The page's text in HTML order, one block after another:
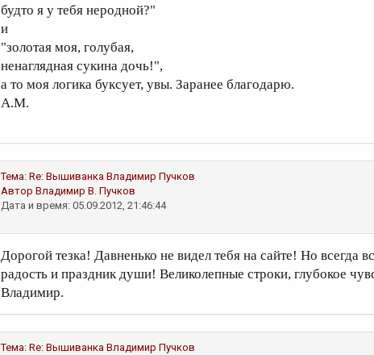
будто я у тебя неродной?"
и
"золотая моя, голубая,
ненаглядная сукина дочь!",
а то моя логика буксует, увы. Заранее благодарю.
А.М.
Тема: Re: Вышиванка Владимир Пучков
Автор Владимир В. Пучков
Дата и время: 05.09.2012, 21:46:44
Дорогой тезка! Давненько не видел тебя на сайте! Но всегда
радость и праздник души! Великолепные строки, глубокое
Владимир.
Тема: Re: Вышиванка Владимир Пучков